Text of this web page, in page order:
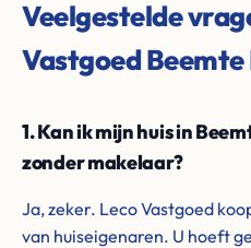
Veelgestelde
Vastgoed
1. Kan ik mijn huis in
zonder makelaar?
Ja, zeker. Leco Vastgoed
van huiseigenaren. U hoeft